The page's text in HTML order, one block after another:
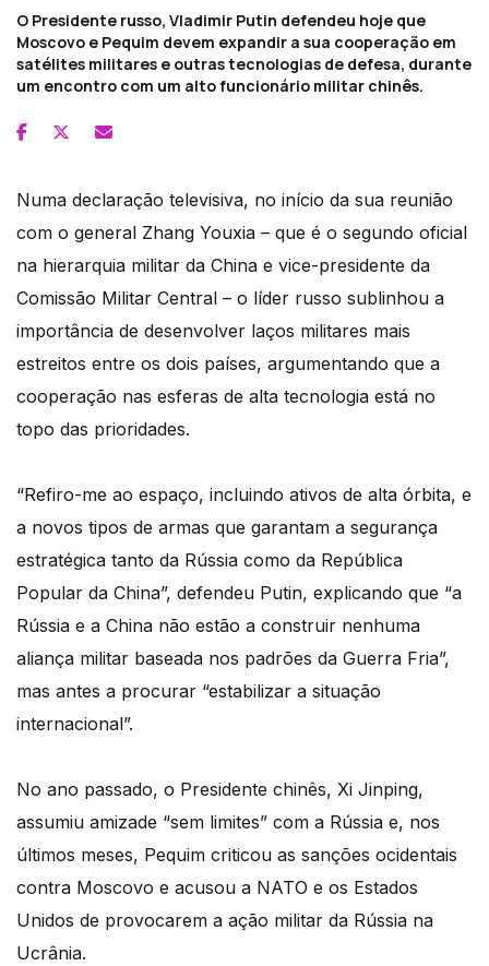
O Presidente russo, Vladimir Putin defendeu hoje que
Moscovo e Pequim devem expandir a sua cooperação em
satélites militares e outras tecnologias de defesa, durante
um encontro com um alto funcionário militar chinês.
Numa declaração televisiva, no início da sua reunião
com o general Zhang Youxia – que é o segundo oficial
na hierarquia militar da China e vice-presidente da
Comissão Militar Central – o líder russo sublinhou a
importância de desenvolver laços militares mais
estreitos entre os dois países, argumentando que a
cooperação nas esferas de alta tecnologia está no
topo das prioridades.
“Refiro-me ao espaço, incluindo ativos de alta órbita, e
a novos tipos de armas que garantam a segurança
estratégica tanto da Rússia como da República
Popular da China”, defendeu Putin, explicando que “a
Rússia e a China não estão a construir nenhuma
aliança militar baseada nos padrões da Guerra Fria”,
mas antes a procurar “estabilizar a situação
internacional”.
No ano passado, o Presidente chinês, Xi Jinping,
assumiu amizade “sem limites” com a Rússia e, nos
últimos meses, Pequim criticou as sanções ocidentais
contra Moscovo e acusou a NATO e os Estados
Unidos de provocarem a ação militar da Rússia na
Ucrânia.